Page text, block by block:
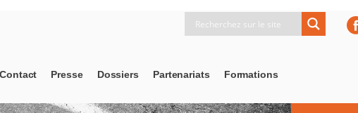
Contact Presse Dossiers Partenariats Formations